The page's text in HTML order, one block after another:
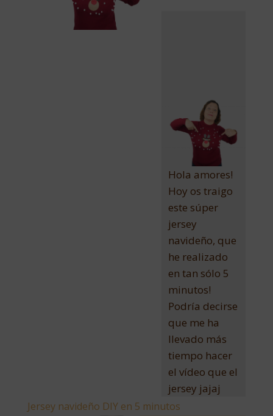
Hola amores!
Hoy os traigo
este súper
jersey
navideño, que
he realizado
en tan sólo 5
minutos!
Podría decirse
que me ha
llevado más
tiempo hacer
el vídeo que el
jersey jajaj
Jersey navideño DIY en 5 minutos